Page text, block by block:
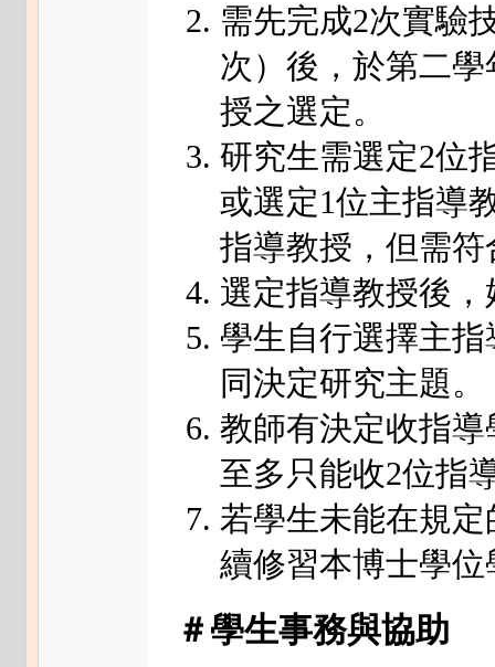
需先完成2次實驗
次）後，於第二
授之選定。
研究生需選定2位
或選定1位主指導
指導教授，但需
選定指導教授後
學生自行選擇主
同決定研究主題。
教師有決定收指
至多只能收2位指
若學生未能在規
續修習本博士學
＃學生事務與協助